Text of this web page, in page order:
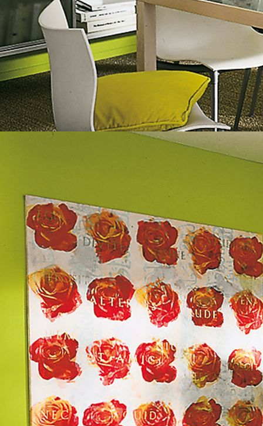
Dämmung Mineralwolle
Mineralwolle Nachher